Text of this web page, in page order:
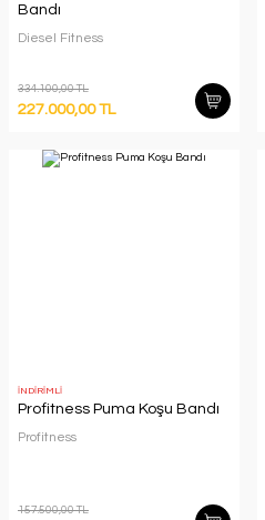
Bandı
Diesel Fitness
334.100,00 TL
227.000,00 TL
İNDİRİMLİ
Profitness Puma Koşu Bandı
Profitness
157.500,00 TL